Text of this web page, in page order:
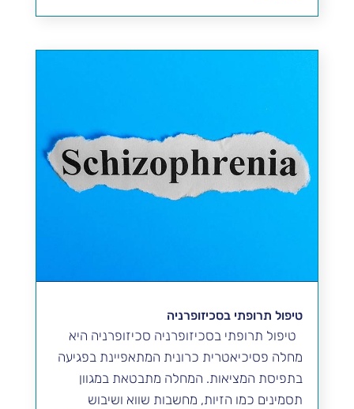
טיפול תרופתי בסכיזופרניה
טיפול תרופתי בסכיזופרניה סכיזופרניה היא
מחלה פסיכיאטרית כרונית המתאפיינת בפגיעה
בתפיסת המציאות. המחלה מתבטאת במגוון
תסמינים כמו הזיות, מחשבות שווא ושיבוש